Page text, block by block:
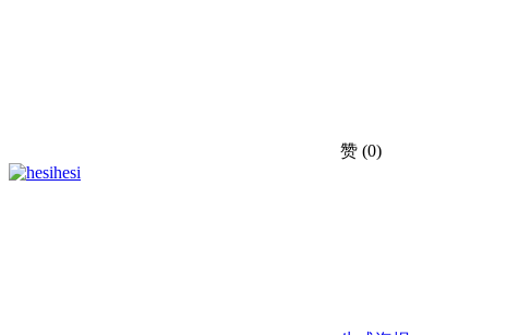
赞 (0)
hesi